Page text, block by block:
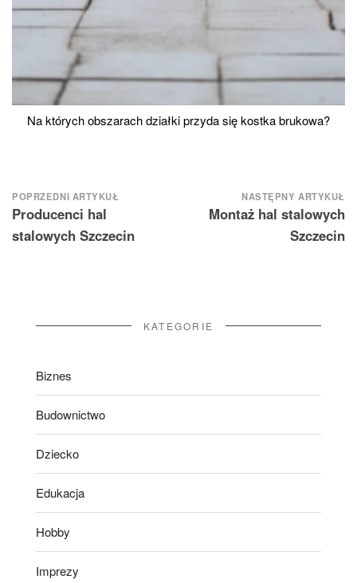
Na których obszarach działki przyda się kostka brukowa?
Nawigacja
wpisu
POPRZEDNI ARTYKUŁ
Producenci hal
stalowych Szczecin
NASTĘPNY ARTYKUŁ
Montaż hal stalowych
Szczecin
KATEGORIE
Biznes
Budownictwo
Dziecko
Edukacja
Hobby
Imprezy